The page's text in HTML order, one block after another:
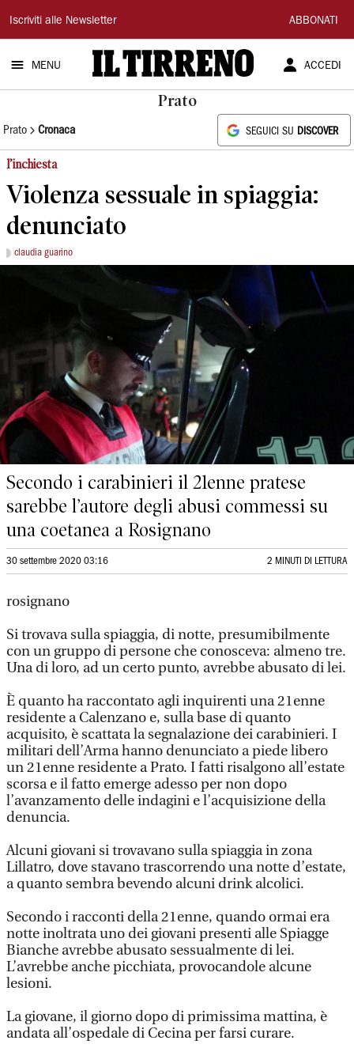
Il
Tirreno
Iscriviti alle Newsletter ABBONATI
MENU ACCEDI
Prato
Prato Cronaca SEGUICI SU DISCOVER
l’inchiesta
Violenza sessuale in spiaggia:
denunciato
claudia guarino
Secondo i carabinieri il 21enne pratese
sarebbe l’autore degli abusi commessi su
una coetanea a Rosignano
30 settembre 2020 03:16 2 MINUTI DI LETTURA
rosignano
Si trovava sulla spiaggia, di notte, presumibilmente
con un gruppo di persone che conosceva: almeno tre.
Una di loro, ad un certo punto, avrebbe abusato di lei.
È quanto ha raccontato agli inquirenti una 21enne
residente a Calenzano e, sulla base di quanto
acquisito, è scattata la segnalazione dei carabinieri. I
militari dell’Arma hanno denunciato a piede libero
un 21enne residente a Prato. I fatti risalgono all’estate
scorsa e il fatto emerge adesso per non dopo
l’avanzamento delle indagini e l’acquisizione della
denuncia.
Alcuni giovani si trovavano sulla spiaggia in zona
Lillatro, dove stavano trascorrendo una notte d’estate,
a quanto sembra bevendo alcuni drink alcolici.
Secondo i racconti della 21enne, quando ormai era
notte inoltrata uno dei giovani presenti alle Spiagge
Bianche avrebbe abusato sessualmente di lei.
L’avrebbe anche picchiata, provocandole alcune
lesioni.
La giovane, il giorno dopo di primissima mattina, è
andata all’ospedale di Cecina per farsi curare.